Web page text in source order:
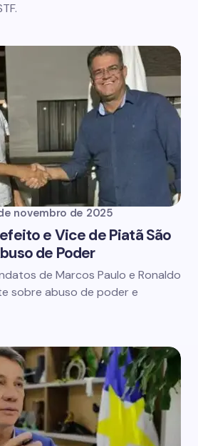
novembro de 2025
e Vice de Piatã São
de Poder
de Marcos Paulo e Ronaldo
sobre abuso de poder e